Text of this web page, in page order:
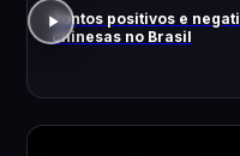
Pontos positivos e
chinesas no Brasil